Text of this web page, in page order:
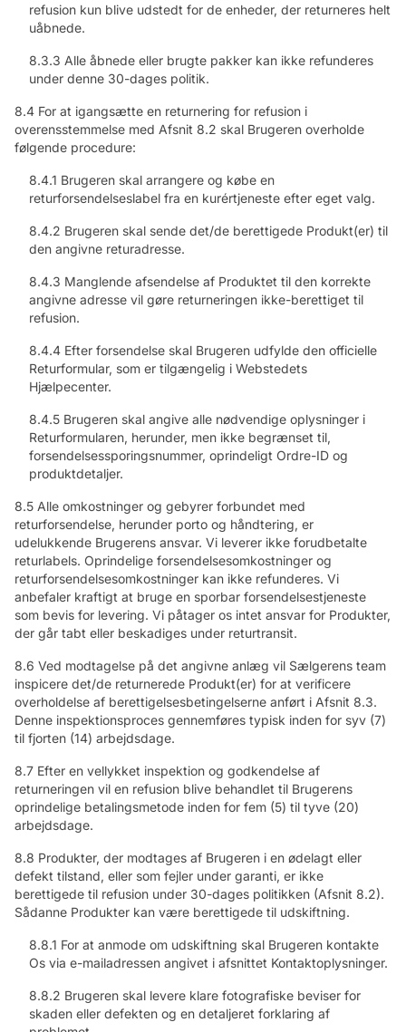
refusion kun blive udstedt for de enheder, der returneres helt
uåbnede.
8.3.3 Alle åbnede eller brugte pakker kan ikke refunderes
under denne 30-dages politik.
8.4 For at igangsætte en returnering for refusion i
overensstemmelse med Afsnit 8.2 skal Brugeren overholde
følgende procedure:
8.4.1 Brugeren skal arrangere og købe en
returforsendelseslabel fra en kurértjeneste efter eget valg.
8.4.2 Brugeren skal sende det/de berettigede Produkt(er) til
den angivne returadresse.
8.4.3 Manglende afsendelse af Produktet til den korrekte
angivne adresse vil gøre returneringen ikke-berettiget til
refusion.
8.4.4 Efter forsendelse skal Brugeren udfylde den officielle
Returformular, som er tilgængelig i Webstedets
Hjælpecenter.
8.4.5 Brugeren skal angive alle nødvendige oplysninger i
Returformularen, herunder, men ikke begrænset til,
forsendelsessporingsnummer, oprindeligt Ordre-ID og
produktdetaljer.
8.5 Alle omkostninger og gebyrer forbundet med
returforsendelse, herunder porto og håndtering, er
udelukkende Brugerens ansvar. Vi leverer ikke forudbetalte
returlabels. Oprindelige forsendelsesomkostninger og
returforsendelsesomkostninger kan ikke refunderes. Vi
anbefaler kraftigt at bruge en sporbar forsendelsestjeneste
som bevis for levering. Vi påtager os intet ansvar for Produkter,
der går tabt eller beskadiges under returtransit.
8.6 Ved modtagelse på det angivne anlæg vil Sælgerens team
inspicere det/de returnerede Produkt(er) for at verificere
overholdelse af berettigelsesbetingelserne anført i Afsnit 8.3.
Denne inspektionsproces gennemføres typisk inden for syv (7)
til fjorten (14) arbejdsdage.
8.7 Efter en vellykket inspektion og godkendelse af
returneringen vil en refusion blive behandlet til Brugerens
oprindelige betalingsmetode inden for fem (5) til tyve (20)
arbejdsdage.
8.8 Produkter, der modtages af Brugeren i en ødelagt eller
defekt tilstand, eller som fejler under garanti, er ikke
berettigede til refusion under 30-dages politikken (Afsnit 8.2).
Sådanne Produkter kan være berettigede til udskiftning.
8.8.1 For at anmode om udskiftning skal Brugeren kontakte
Os via e-mailadressen angivet i afsnittet Kontaktoplysninger.
8.8.2 Brugeren skal levere klare fotografiske beviser for
skaden eller defekten og en detaljeret forklaring af